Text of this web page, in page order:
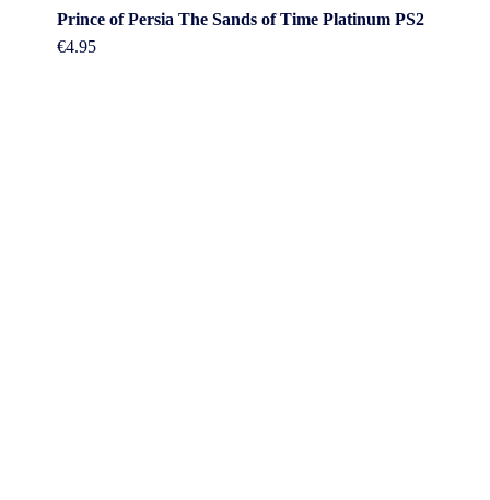
Prince of Persia The Sands of Time Platinum PS2
€4.95